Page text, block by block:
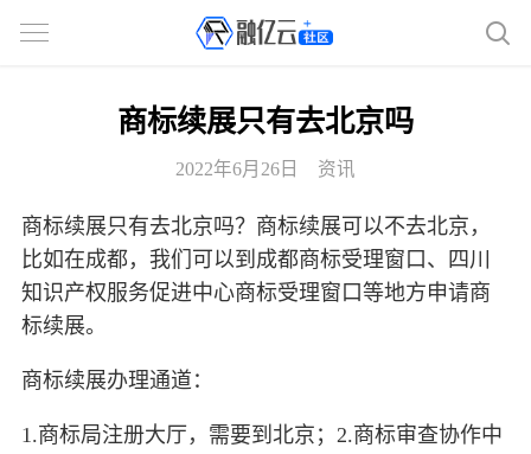
商标续展只有去北京吗
2022年6月26日 资讯
商标续展只有去北京吗？商标续展可以不去北京，
比如在成都，我们可以到成都商标受理窗口、四川
知识产权服务促进中心商标受理窗口等地方申请商
标续展。
商标续展办理通道：
1.商标局注册大厅，需要到北京；2.商标审查协作中